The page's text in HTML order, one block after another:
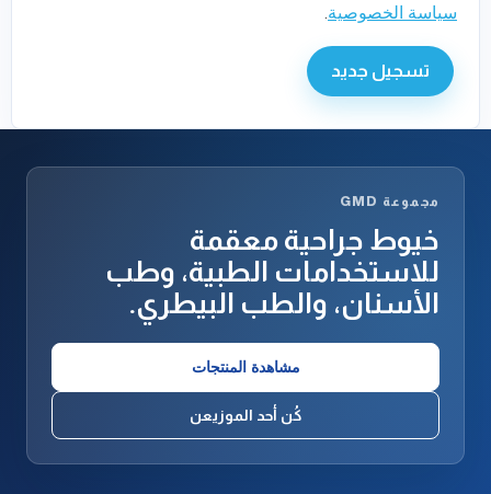
سياسة الخصوصية.
تسجيل جديد
مجموعة GMD
خيوط جراحية معقمة
للاستخدامات الطبية، وطب
الأسنان، والطب البيطري.
مشاهدة المنتجات
كُن أحد الموزيعن